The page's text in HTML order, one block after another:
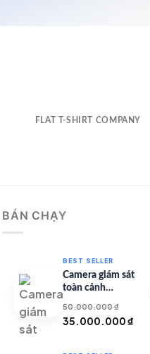
FLAT T-SHIRT COMPANY
BÁN CHẠY
BEST SELLER
Camera giám sát
toàn cảnh
50.000.000₫
Giá
là:
35.000.000₫